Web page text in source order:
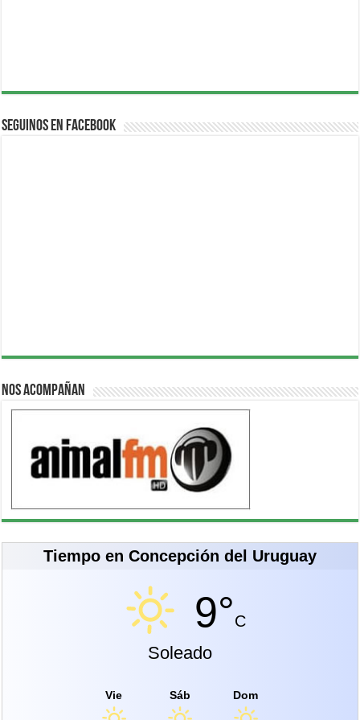
Seguinos en Facebook
Nos acompañan
Tiempo en Concepción del Uruguay
9°C
Soleado
Vie Sáb Dom